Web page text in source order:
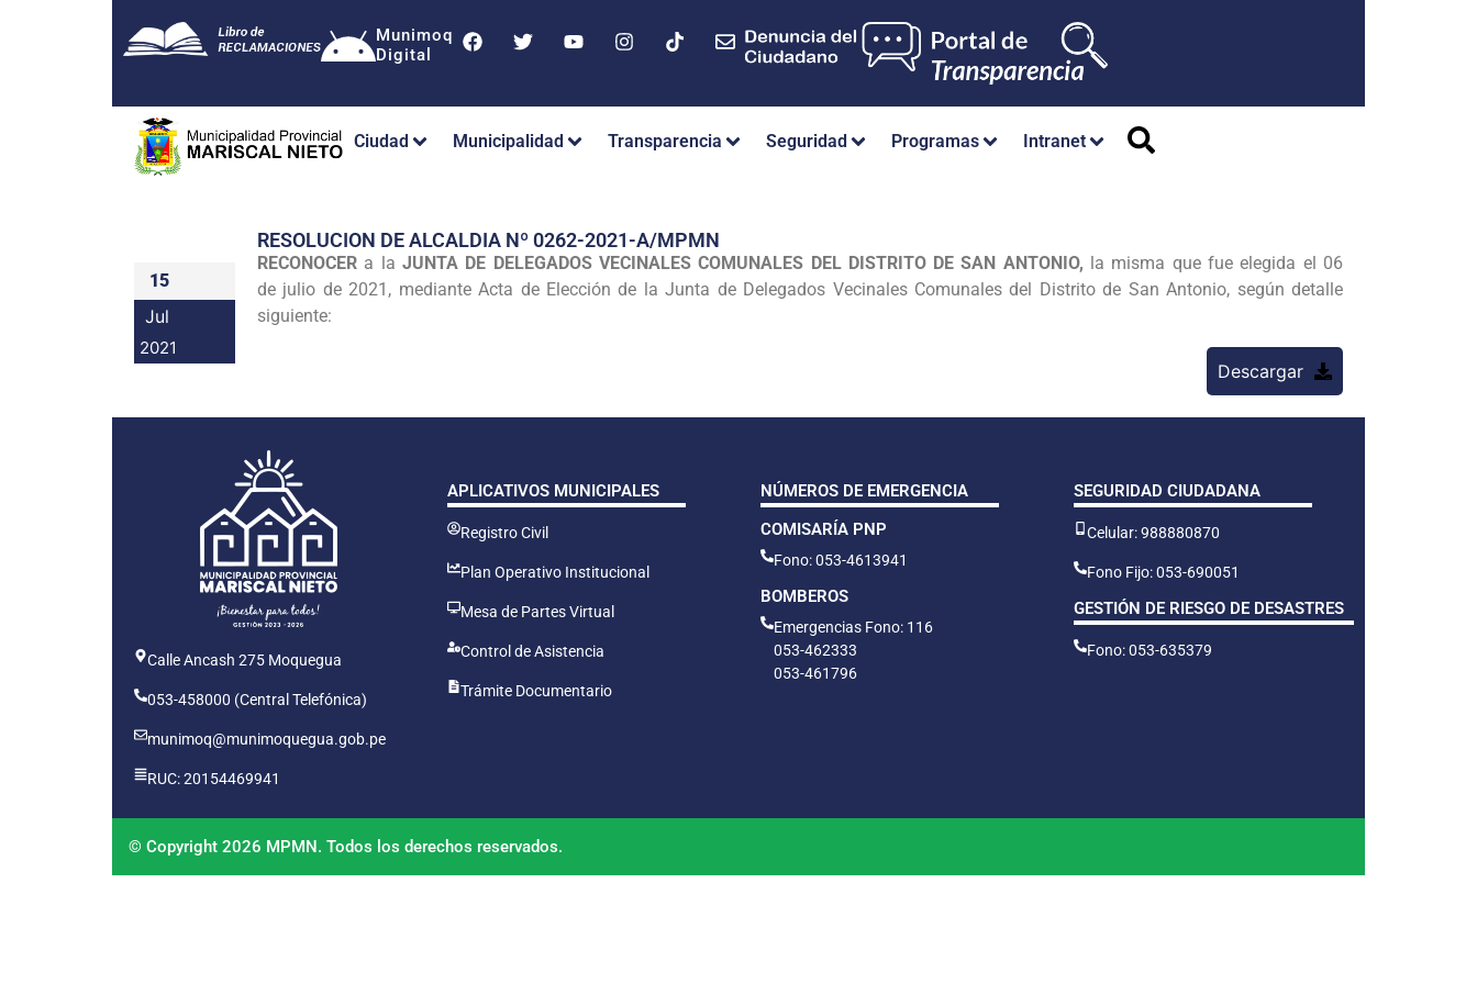
Munimoq
Digital
Ciudad Municipalidad Transparencia Seguridad Programas Intranet
15
Jul
2021
RESOLUCION DE ALCALDIA Nº 0262-2021-A/MPMN
RECONOCER a la JUNTA DE DELEGADOS VECINALES COMUNALES DEL DISTRITO DE SAN ANTONIO, la misma que fue elegida el 06
de julio de 2021, mediante Acta de Elección de la Junta de Delegados Vecinales Comunales del Distrito de San Antonio, según detalle
siguiente:
Descargar
Calle Ancash 275 Moquegua
053-458000 (Central Telefónica)
munimoq@munimoquegua.gob.pe
RUC: 20154469941
APLICATIVOS MUNICIPALES
Registro Civil
Plan Operativo Institucional
Mesa de Partes Virtual
Control de Asistencia
Trámite Documentario
NÚMEROS DE EMERGENCIA
COMISARÍA PNP
Fono: 053-4613941
BOMBEROS
Emergencias Fono: 116
053-462333
053-461796
SEGURIDAD CIUDADANA
Celular: 988880870
Fono Fijo: 053-690051
GESTIÓN DE RIESGO DE DESASTRES
Fono: 053-635379
© Copyright 2026 MPMN. Todos los derechos reservados.